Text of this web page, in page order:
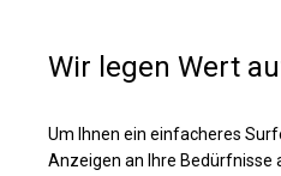
Solides Lager- und
Wir legen Wert
Um Ihnen ein einfacheres
Anzeigen an Ihre Bedürfnisse